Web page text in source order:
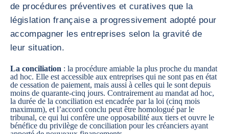
de procédures préventives et curatives que la
législation française a progressivement adopté pour
accompagner les entreprises selon la gravité de
leur situation.
La conciliation : la procédure amiable la plus proche du mandat
ad hoc. Elle est accessible aux entreprises qui ne sont pas en état
de cessation de paiement, mais aussi à celles qui le sont depuis
moins de quarante-cinq jours. Contrairement au mandat ad hoc,
la durée de la conciliation est encadrée par la loi (cinq mois
maximum), et l’accord conclu peut être homologué par le
tribunal, ce qui lui confère une opposabilité aux tiers et ouvre le
bénéfice du privilège de conciliation pour les créanciers ayant